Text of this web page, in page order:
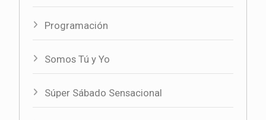
Programación
Somos Tú y Yo
Súper Sábado Sensacional